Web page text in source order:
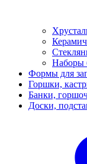
Наборы
Формы для
Горшки,
Банки,
Доски,